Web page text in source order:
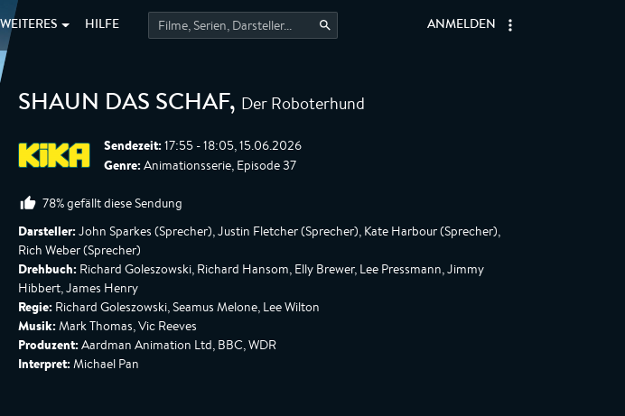
WEITERES HILFE ANMELDEN
SHAUN DAS SCHAF, Der Roboterhund
Sendezeit: 17:55 - 18:05, 15.06.2026
Genre: Animationsserie, Episode 37
78% gefällt diese Sendung
Darsteller: John Sparkes (Sprecher), Justin Fletcher (Sprecher), Kate Harbour (Sprecher),
Rich Weber (Sprecher)
Drehbuch: Richard Goleszowski, Richard Hansom, Elly Brewer, Lee Pressmann, Jimmy
Hibbert, James Henry
Regie: Richard Goleszowski, Seamus Melone, Lee Wilton
Musik: Mark Thomas, Vic Reeves
Produzent: Aardman Animation Ltd, BBC, WDR
Interpret: Michael Pan